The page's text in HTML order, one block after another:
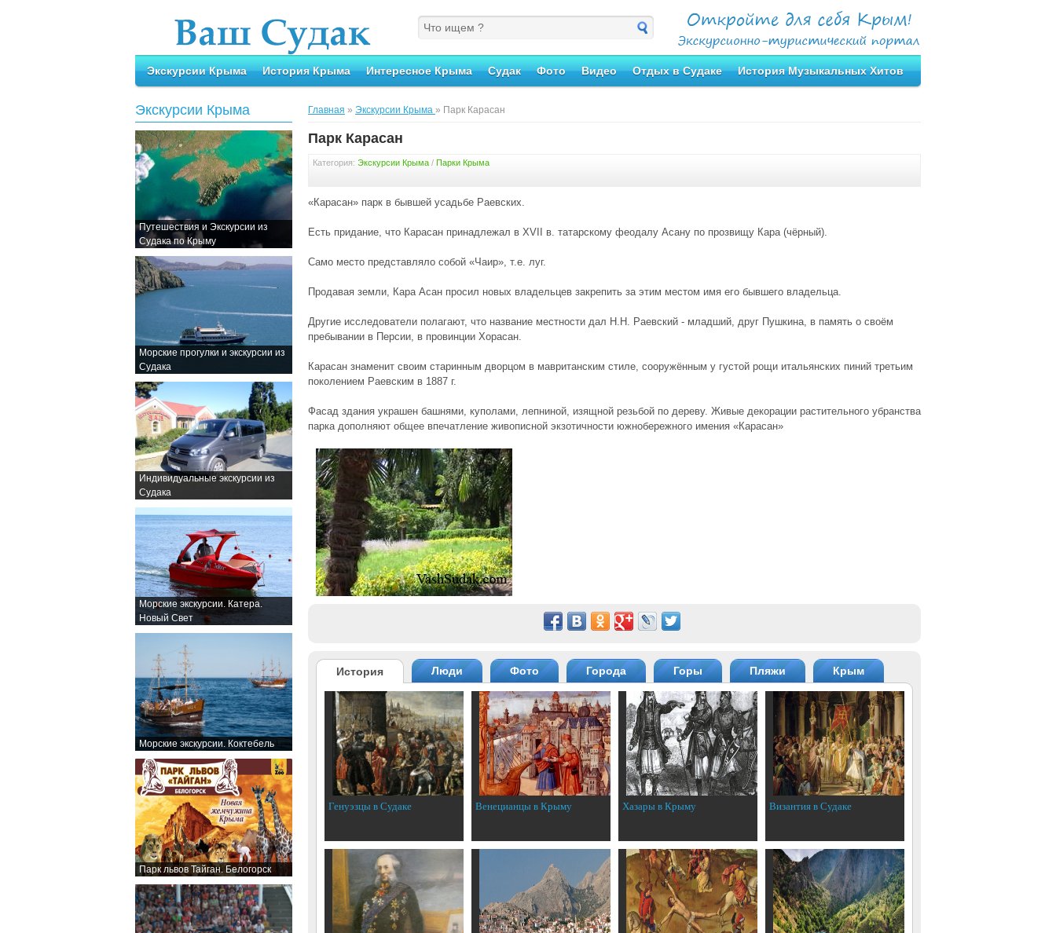
Экскурсии Крыма История Крыма Интересное Крыма Судак Фото Видео Отдых в Судаке История Музыкальных Хитов
Экскурсии Крыма
Путешествия и Экскурсии из
Судака по Крыму
Морские прогулки и экскурсии из
Судака
Индивидуальные экскурсии из
Судака
Морские экскурсии. Катера.
Новый Свет
Морские экскурсии. Коктебель
Парк львов Тайган. Белогорск
Главная » Экскурсии Крыма » Парк Карасан
Парк Карасан
Категория: Экскурсии Крыма / Парки Крыма
«Карасан» парк в бывшей усадьбе Раевских.
Есть придание, что Карасан принадлежал в XVII в. татарскому феодалу Асану по прозвищу Кара (чёрный).
Само место представляло собой «Чаир», т.е. луг.
Продавая земли, Кара Асан просил новых владельцев закрепить за этим местом имя его бывшего владельца.
Другие исследователи полагают, что название местности дал Н.Н. Раевский - младший, друг Пушкина, в память о своём
пребывании в Персии, в провинции Хорасан.
Карасан знаменит своим старинным дворцом в мавританским стиле, сооружённым у густой рощи итальянских пиний третьим
поколением Раевским в 1887 г.
Фасад здания украшен башнями, куполами, лепниной, изящной резьбой по дереву. Живые декорации растительного убранства
парка дополняют общее впечатление живописной экзотичности южнобережного имения «Карасан»
История Люди Фото Города Горы Пляжи Крым
Генуэзцы в Судаке Венецианцы в Крыму Хазары в Крыму Византия в Судаке